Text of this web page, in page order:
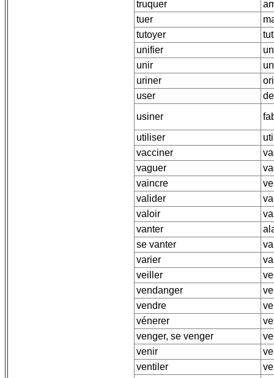
truquer
tuer
tutoyer
unifier
unir
uriner
user
usiner
utiliser
vacciner
vaguer
vaincre
valider
valoir
vanter
se vanter
varier
veiller
vendanger
vendre
vénerer
venger, se venger
venir
ventiler